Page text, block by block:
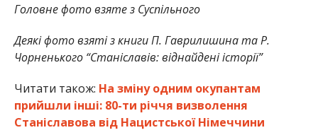
Головне фото взяте з Суспільного
Деякі фото взяті з книги П. Гаврилишина та Р.
Чорненького “Станіславів: віднайдені історії”
Читати також: На зміну одним окупантам
прийшли інші: 80-ти річчя визволення
Станіславова від Нацистської Німеччини